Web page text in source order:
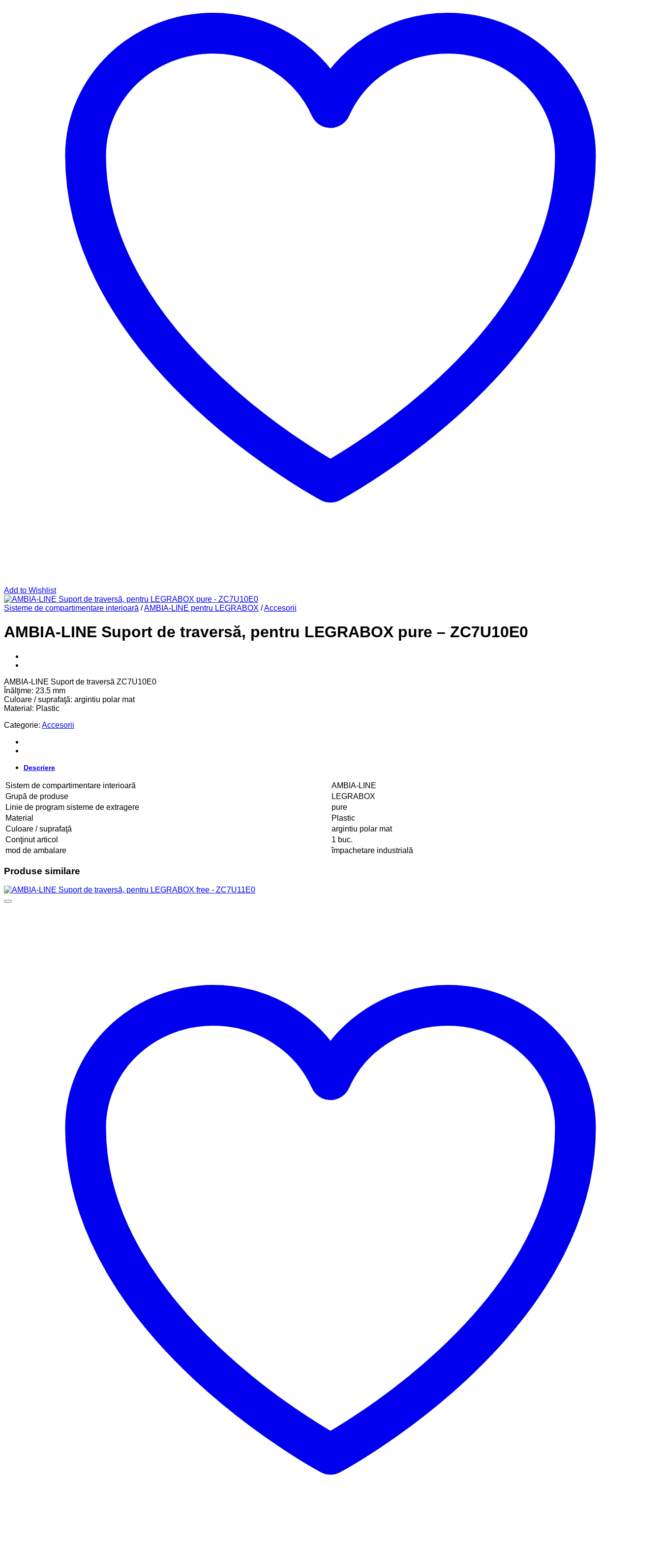
Add to Wishlist
Sisteme de compartimentare interioară /AMBIA-LINE pentru LEGRABOX /Accesorii
AMBIA-LINE Suport de traversă, pentru LEGRABOX pure – ZC7U10E0
AMBIA-LINE Suport de traversă ZC7U10E0
Înălţime: 23.5 mm
Culoare / suprafaţă: argintiu polar mat
Material: Plastic
Categorie: Accesorii
Descriere
Sistem de compartimentare interioară
AMBIA-LINE
Grupă de produse
LEGRABOX
Linie de program sisteme de extragere
pure
Material
Plastic
Culoare / suprafaţă
argintiu polar mat
Conţinut articol
1 buc.
mod de ambalare
împachetare industrială
Produse similare